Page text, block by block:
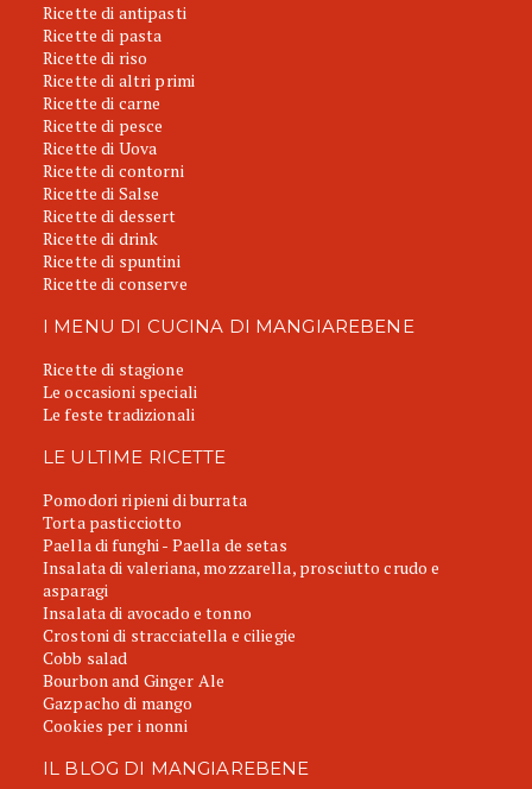
Ricette di antipasti
Ricette di pasta
Ricette di riso
Ricette di altri primi
Ricette di carne
Ricette di pesce
Ricette di Uova
Ricette di contorni
Ricette di Salse
Ricette di dessert
Ricette di drink
Ricette di spuntini
Ricette di conserve
I MENU DI CUCINA DI MANGIAREBENE
Ricette di stagione
Le occasioni speciali
Le feste tradizionali
LE ULTIME RICETTE
Pomodori ripieni di burrata
Torta pasticciotto
Paella di funghi - Paella de setas
Insalata di valeriana, mozzarella, prosciutto crudo e
asparagi
Insalata di avocado e tonno
Crostoni di stracciatella e ciliegie
Cobb salad
Bourbon and Ginger Ale
Gazpacho di mango
Cookies per i nonni
IL BLOG DI MANGIAREBENE